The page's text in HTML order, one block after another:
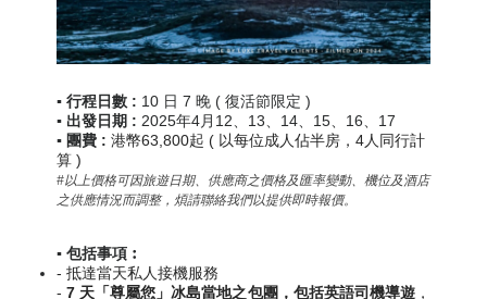
▪️ 行程日數 : 10 日 7 晚 ( 復活節限定 )
▪️ 出發日期 : 2025年4月12、 13 14 15 16
17
▪️ 團費 :港幣63,800起 ( 以每位成人佔半房，4人同行計
算 )
#以上價格可因旅遊日期、供應商之價格及匯率變動、機位及酒店
之供應情況而調整，煩請聯絡我們以提供即時報價。
▪️ 包括事項︰
-抵達當天私人接機服務
- 7 天「尊屬您」冰島當地之包團，包括英語司機導遊，